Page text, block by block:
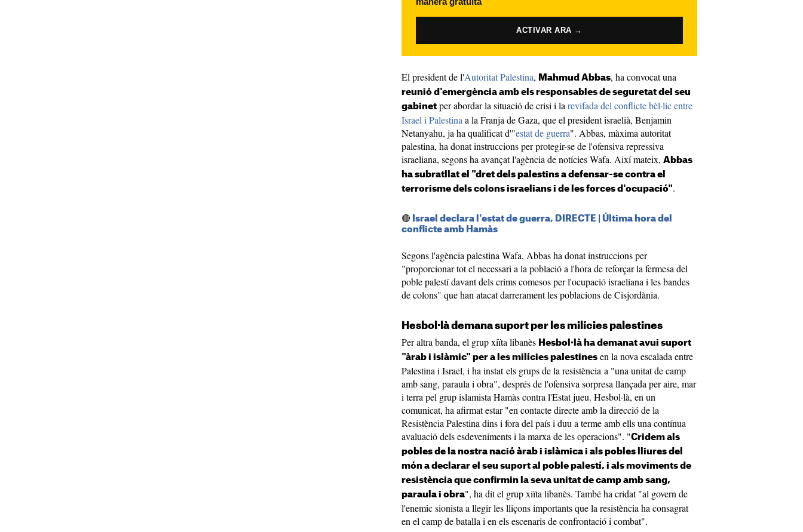
ACTIVAR ARA →
El president de l'Autoritat Palestina, Mahmud Abbas, ha convocat una
reunió d'emergència amb els responsables de seguretat del seu
gabinet per abordar la situació de crisi i la revifada del conflicte bèl·lic entre
Israel i Palestina a la Franja de Gaza, que el president israelià, Benjamin
Netanyahu, ja ha qualificat d'"estat de guerra". Abbas, màxima autoritat
palestina, ha donat instruccions per protegir-se de l'ofensiva repressiva
israeliana, segons ha avançat l'agència de notícies Wafa. Així mateix, Abbas
ha subratllat el "dret dels palestins a defensar-se contra el
terrorisme dels colons israelians i de les forces d'ocupació".
🔴 Israel declara l'estat de guerra, DIRECTE | Última hora del
conflicte amb Hamàs
Segons l'agència palestina Wafa, Abbas ha donat instruccions per
"proporcionar tot el necessari a la població a l'hora de reforçar la fermesa del
poble palestí davant dels crims comesos per l'ocupació israeliana i les bandes
de colons" que han atacat darrerament les poblacions de Cisjordània.
Hesbol·là demana suport per les milícies palestines
Per altra banda, el grup xiïta libanès Hesbol·là ha demanat avui suport
"àrab i islàmic" per a les milícies palestines en la nova escalada entre
Palestina i Israel, i ha instat els grups de la resistència a "una unitat de camp
amb sang, paraula i obra", després de l'ofensiva sorpresa llançada per aire, mar
i terra pel grup islamista Hamàs contra l'Estat jueu. Hesbol·là, en un
comunicat, ha afirmat estar "en contacte directe amb la direcció de la
Resistència Palestina dins i fora del país i duu a terme amb ells una contínua
avaluació dels esdeveniments i la marxa de les operacions". "Cridem als
pobles de la nostra nació àrab i islàmica i als pobles lliures del
món a declarar el seu suport al poble palestí, i als moviments de
resistència que confirmin la seva unitat de camp amb sang,
paraula i obra", ha dit el grup xiïta libanès. També ha cridat "al govern de
l'enemic sionista a llegir les lliçons importants que la resistència ha consagrat
en el camp de batalla i en els escenaris de confrontació i combat".